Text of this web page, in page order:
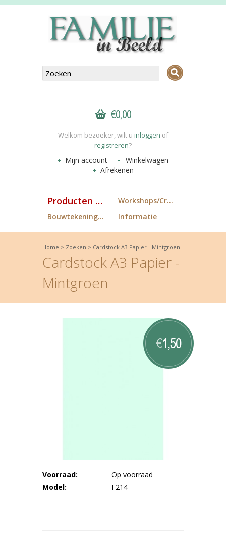
€0,00
Welkom bezoeker, wilt u inloggen of
registreren?
Mijn account
Winkelwagen
Afrekenen
Producten FiB
Workshops/Cropdagen
Bouwtekeningen
Informatie
Home > Zoeken > Cardstock A3 Papier - Mintgroen
Cardstock A3 Papier -
Mintgroen
€1,50
Voorraad:
Op voorraad
Model:
F214